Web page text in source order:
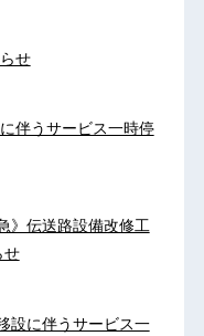
せ
伴うサービス一時停
》伝送路設備改修工
せ
設に伴うサービス一